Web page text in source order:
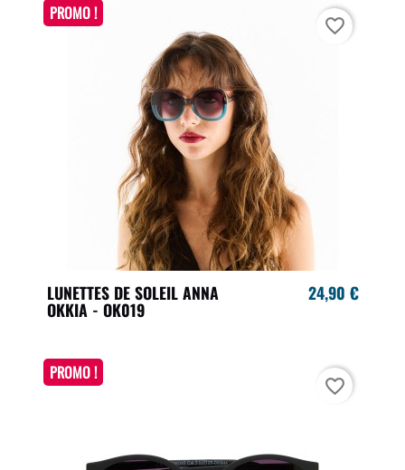
LUNETTES DE SOLEIL ANNA
OKKIA - OK019
24,90 €
PROMO !
favorite_border
PROMO !
favorite_border